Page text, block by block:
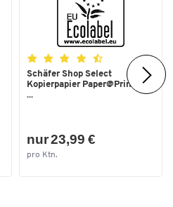
Schäfer Shop Select
Kopierpapier Paper@Print, DIN
...
nur 23,99 €
pro Ktn.